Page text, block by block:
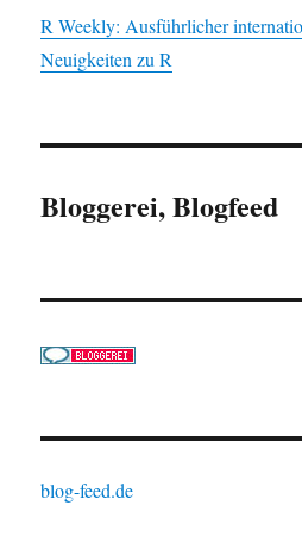
R Weekly: Ausführlicher
Neuigkeiten zu R
Bloggerei, Blogfeed
blog-feed.de